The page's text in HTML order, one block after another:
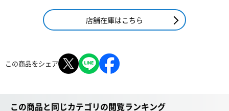
店舗在庫はこちら
この商品をシェア
この商品と同じカテゴリの閲覧ランキング